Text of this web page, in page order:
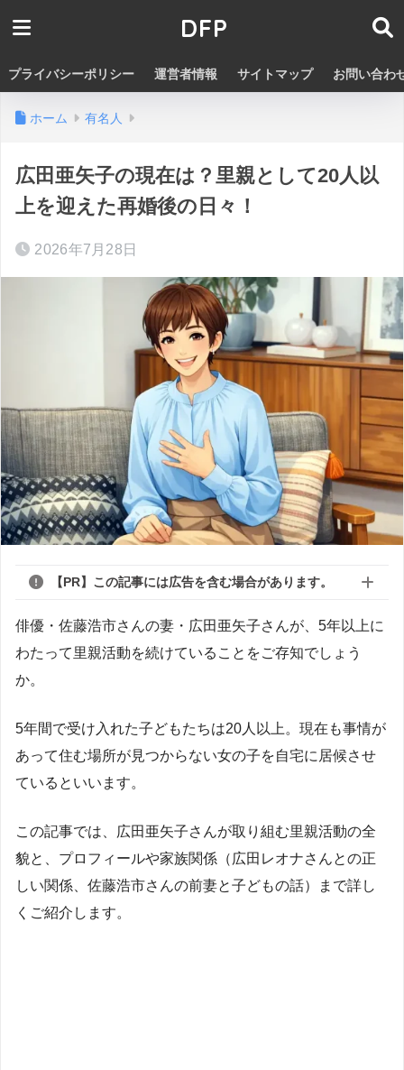
DFP
プライバシーポリシー 運営者情報 サイトマップ お問い合わ
ホーム 有名人
広田亜矢子の現在は？里親として20人以
上を迎えた再婚後の日々！
2026年7月28日
【PR】この記事には広告を含む場合があります。
俳優・佐藤浩市さんの妻・広田亜矢子さんが、5年以上に
わたって里親活動を続けていることをご存知でしょう
か。
5年間で受け入れた子どもたちは20人以上。現在も事情が
あって住む場所が見つからない女の子を自宅に居候させ
ているといいます。
この記事では、広田亜矢子さんが取り組む里親活動の全
貌と、プロフィールや家族関係（広田レオナさんとの正
しい関係、佐藤浩市さんの前妻と子どもの話）まで詳し
くご紹介します。